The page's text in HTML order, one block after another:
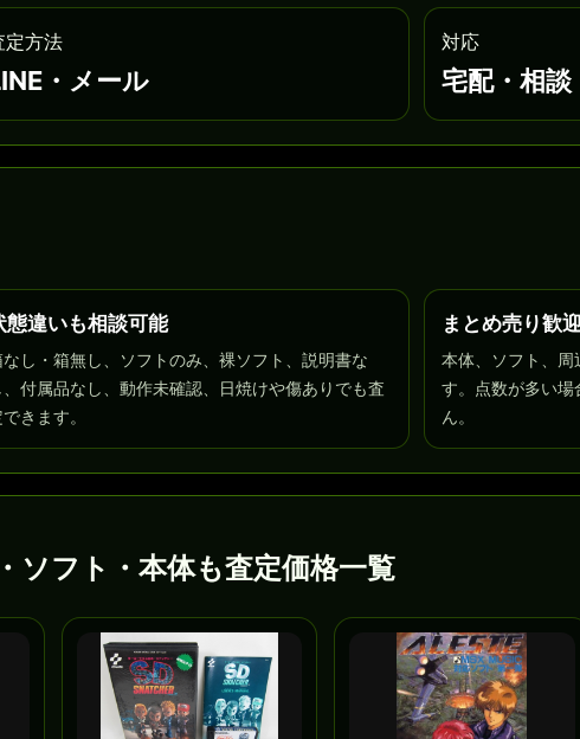
定方法
・メール
対応
宅配・相談
態違いも相談可能
なし・箱無し、ソフトのみ、裸ソフト、説明書な
、付属品なし、動作未確認、日焼けや傷ありでも査
きます。
まとめ売り歓迎
本体、ソフト、
す。点数が多い
ん。
ソフト・本体も査定価格一覧